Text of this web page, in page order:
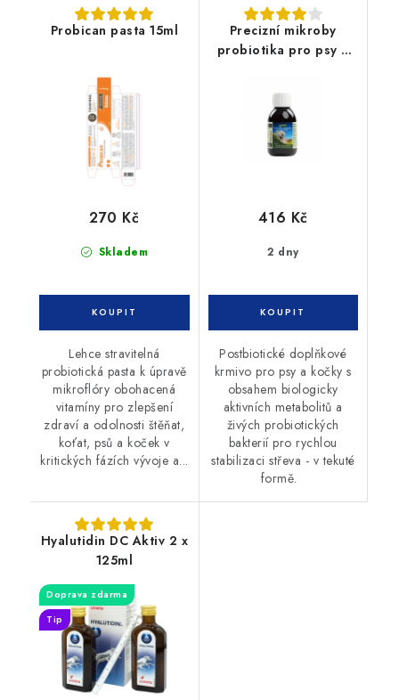
Probican pasta 15ml
Skladem
270 Kč
Lehce stravitelná
probiotická pasta k úpravě
mikroflóry obohacená
vitamíny pro zlepšení
zdraví a odolnosti štěňat,
koťat, psů a koček v
kritických fázích vývoje a...
Precizní mikroby
probiotika pro psy a
2 dny
416 Kč
Postbiotické doplňkové
krmivo pro psy a kočky s
obsahem biologicky
aktivních metabolitů a
živých probiotických
bakterií pro rychlou
stabilizaci střeva - v tekuté
formě.
Hyalutidin DC Aktiv 2 x
125ml
Doprava zdarma
Tip